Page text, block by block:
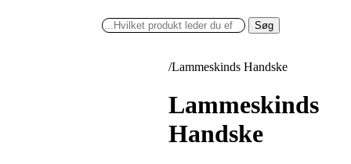
Søg
/Lammeskinds Handske
Lammeskinds
Handske